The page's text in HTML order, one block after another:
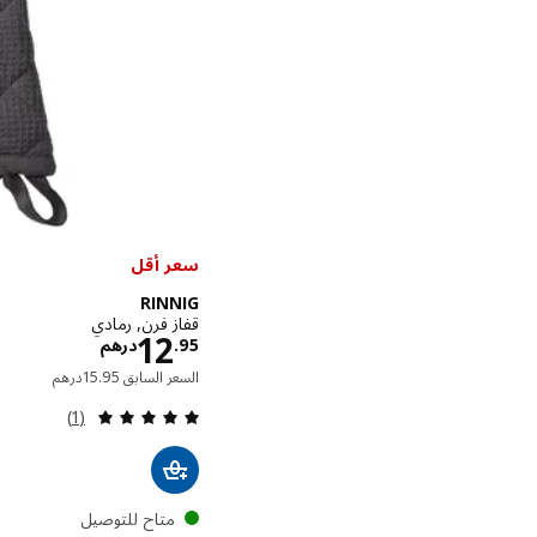
سعر أقل
RINNIG
قفاز فرن, رمادي
درهم12.95 الاسعار
السعر السابق درهم15.95
مراجعة: 5 من أصل 5 نجوم. إجمالي المراجعات:(1)
متاح للتوصيل